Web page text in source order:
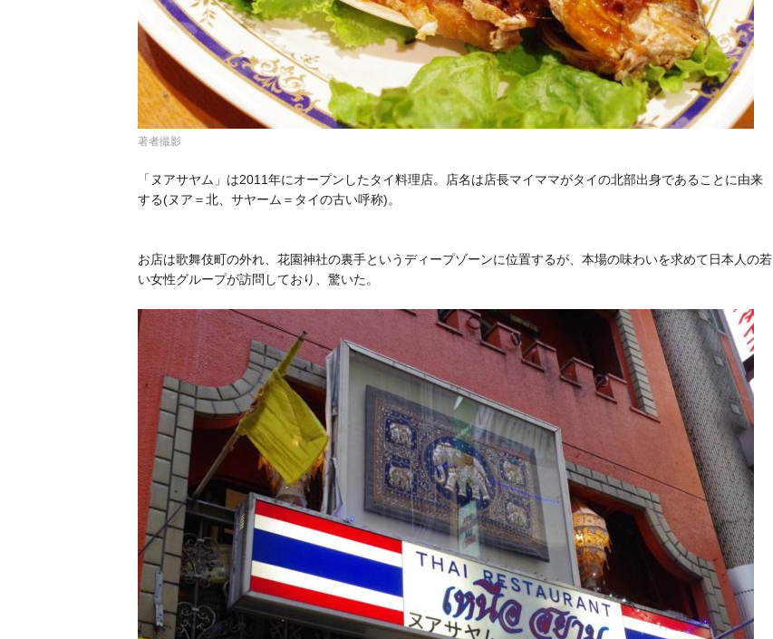
著者撮影
「 ヌアサヤム 」は2011年にオープンしたタイ料理店。店名は店長マイママがタイの北部出身であることに由来
する(ヌア＝北、サヤーム＝タイの古い呼称)。
お店は歌舞伎町の外れ、花園神社の裏手というディープゾーンに位置するが、本場の味わいを求めて日本人の若
い女性グループが訪問しており、驚いた。